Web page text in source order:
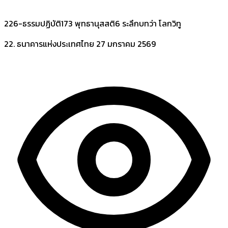
226-ธรรมปฏิบัติ173 พุทธานุสสติ6 ระลึกบทว่า โลกวิทู
22. ธนาคารแห่งประเทศไทย 27 มกราคม 2569